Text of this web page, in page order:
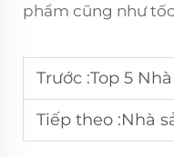
phẩm cũng như
Trước :Top 5 Nhà Sản
Tiếp theo :Nhà sản